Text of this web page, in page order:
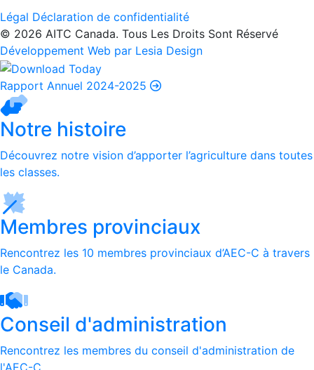
Légal Déclaration de confidentialité
© 2026 AITC Canada. Tous Les Droits Sont Réservé
Développement Web par Lesia Design
Rapport Annuel 2024-2025
Notre histoire
Découvrez notre vision d’apporter l’agriculture dans toutes
les classes.
Membres provinciaux
Rencontrez les 10 membres provinciaux d’AEC-C à travers
le Canada.
Conseil d'administration
Rencontrez les membres du conseil d'administration de
l'AEC-C.